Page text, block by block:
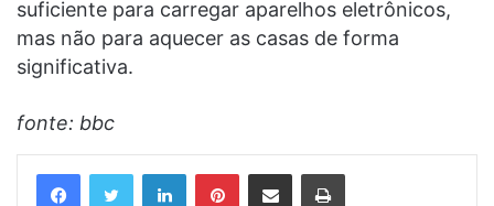
suficiente para carregar aparelhos eletrônicos,
mas não para aquecer as casas de forma
significativa.
fonte: bbc
LinkedinPinterestCompartilhar via e-mail Imprimir